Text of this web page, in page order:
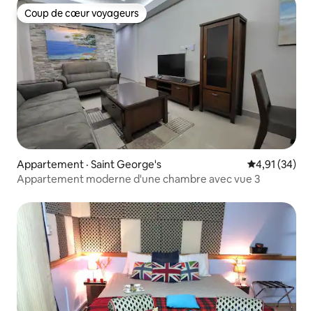
Coup de cœur voyageurs
Coup de cœur voyageurs
Appartement · Saint George's Note
4,91 (34)
Appartement moderne d'une chambre avec vue 3